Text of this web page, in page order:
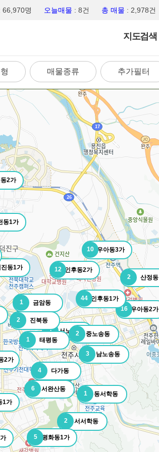
66,970명 오늘매물 : 8건 총 매물 : 2,978건
지도검색
매물종류 추가필터
1 금암동
진동1가
2 산정동
동1가
2가
16 우아동2가
10 우아동3가
44 인후동1가
12 인후동2가
3 남노송동
4 다가동
1 동서학동
1 서노송동
2 서서학동
6 서완산동
2
진북동
2
중노송동
2가
1 태평동
5 평화동1가
1가